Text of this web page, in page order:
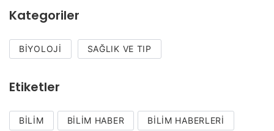
Kategoriler
BIYOLOJI SAĞLIK VE TIP
Etiketler
BILIM BILIM HABER BILIM HABERLERI